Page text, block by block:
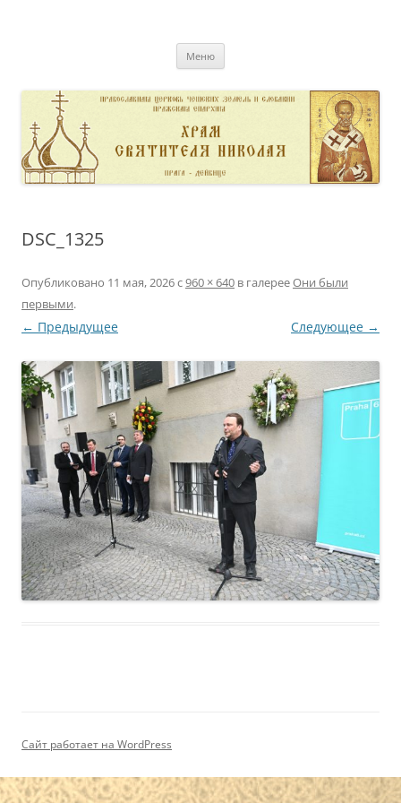
Меню
DSC_1325
Опубликовано 11 мая, 2026с960 × 640 в галерееОни были
первыми.
← Предыдущее Следующее →
Сайт работает на WordPress